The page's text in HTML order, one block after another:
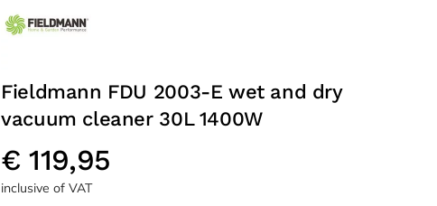
Fieldmann FDU 2003-E wet and dry
vacuum cleaner 30L 1400W
€119,95
inclusive of VAT